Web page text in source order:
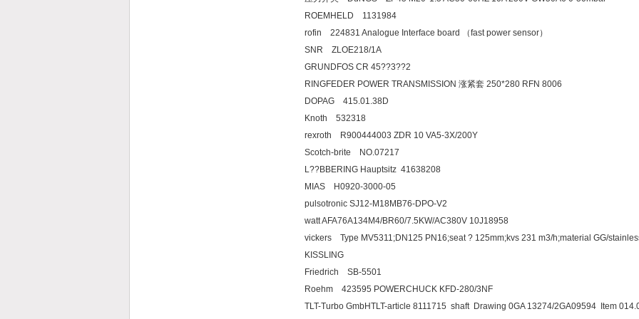
ROEMHELD 1131984
rofin 224831 Analogue Interface board （fast power sensor
SNR ZLOE218/1A
GRUNDFOS CR 45??3??2
RINGFEDER POWER TRANSMISSION 涨紧套 250*280 RFN 8006
DOPAG 415.01.38D
Knoth 532318
rexroth R900444003 ZDR 10 VA5-3X/200Y
Scotch-brite NO.07217
L??BBERING Hauptsitz 41638208
MIAS H0920-3000-05
pulsotronic SJ12-M18MB76-DPO-V2
watt AFA76A134M4/BR60/7.5KW/AC380V 10J18958
vickers Type MV5311;DN125 PN16;seat ? 125mm;kvs 231 m3/h;material GG/
KISSLING
Friedrich SB-5501
Roehm 423595 POWERCHUCK KFD-280/3NF
TLT-Turbo GmbHTLT-article 8111715 shaft Drawing 0GA 13274/2GA09594 Item